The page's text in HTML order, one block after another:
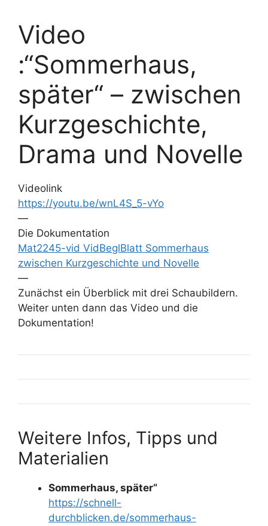
Video
:“Sommerhaus,
später“ – zwischen
Kurzgeschichte,
Drama und Novelle
Videolink
https://youtu.be/wnL4S_5-vYo
—
Die Dokumentation
Mat2245-vid VidBeglBlatt Sommerhaus
zwischen Kurzgeschichte und Novelle
—
Zunächst ein Überblick mit drei Schaubildern.
Weiter unten dann das Video und die
Dokumentation!
Weitere Infos, Tipps und
Materialien
Sommerhaus, später“
https://schnell-
durchblicken.de/sommerhaus-